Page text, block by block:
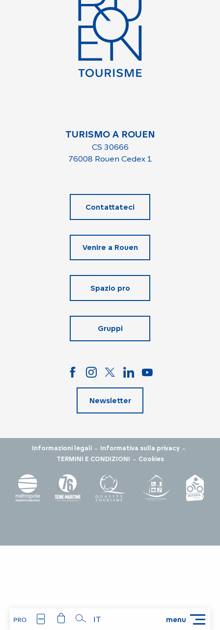
menu
IT
TURISMO A ROUEN
CS 30666
76008 Rouen Cedex 1
Contattateci
Venire a Rouen
Spazio pro
Gruppi
Newsletter
Informazioni legali - Informativa sulla privacy -
TERMINI E CONDIZIONI - Cookies